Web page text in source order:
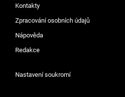
Kontakty
Zpracování osobních údajů
Nápověda
Redakce
Nastavení soukromí